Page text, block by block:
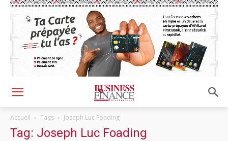
Accueil Tags Joseph Luc Foading
Tag: Joseph Luc Foading